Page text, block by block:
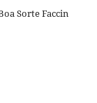
Sorte Faccin